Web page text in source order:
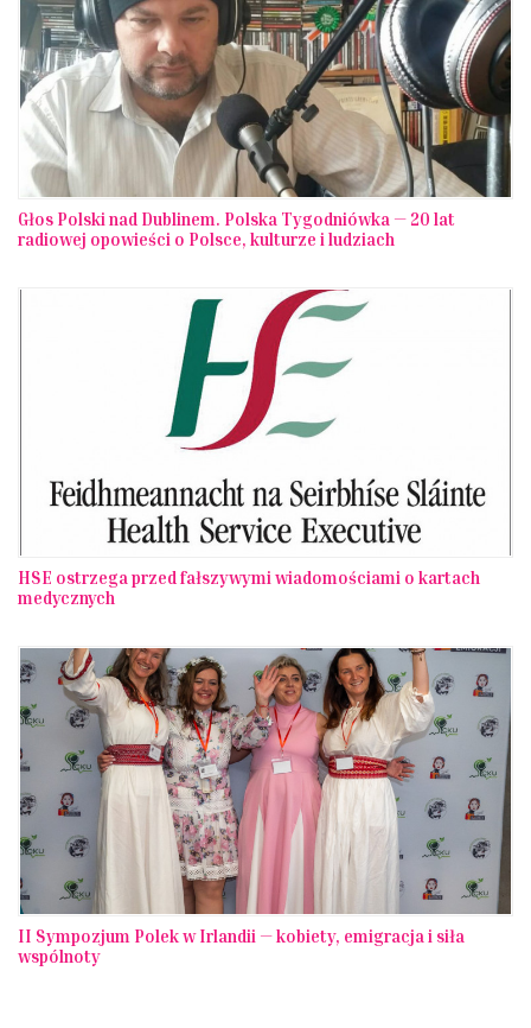
Głos Polski nad Dublinem. Polska Tygodniówka — 20 lat
radiowej opowieści o Polsce, kulturze i ludziach
HSE ostrzega przed fałszywymi wiadomościami o kartach
medycznych
II Sympozjum Polek w Irlandii — kobiety, emigracja i siła
wspólnoty